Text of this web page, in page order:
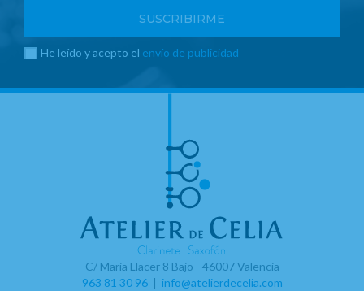
He leído y acepto el envío de publicidad
C/ Maria Llacer 8 Bajo - 46007 Valencia
963 81 30 96| info@atelierdecelia.com